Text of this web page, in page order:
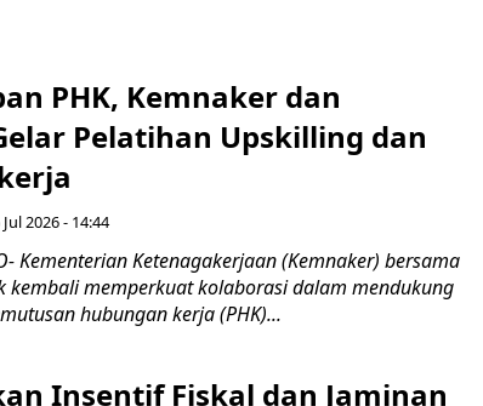
PHK, Kemnaker dan
Pelatihan Upskilling dan
2026 - 14:44
Kementerian Ketenagakerjaan (Kemnaker) bersama
kembali memperkuat kolaborasi dalam mendukung
hubungan kerja (PHK)...
Insentif Fiskal dan Jaminan